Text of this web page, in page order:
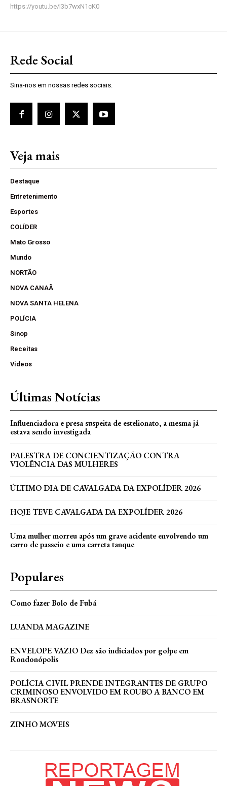
https://youtu.be/I3b7wxN1cK0
Rede Social
Sina-nos em nossas redes sociais.
Veja mais
Destaque
Entretenimento
Esportes
COLÍDER
Mato Grosso
Mundo
NORTÃO
NOVA CANAÃ
NOVA SANTA HELENA
POLÍCIA
Sinop
Receitas
Videos
Últimas Notícias
Influenciadora e presa suspeita de estelionato, a mesma já
estava sendo investigada
PALESTRA DE CONCIENTIZAÇÃO CONTRA
VIOLÊNCIA DAS MULHERES
ÚLTIMO DIA DE CAVALGADA DA EXPOLÍDER 2026
HOJE TEVE CAVALGADA DA EXPOLÍDER 2026
Uma mulher morreu após um grave acidente envolvendo um
carro de passeio e uma carreta tanque
Populares
Como fazer Bolo de Fubá
LUANDA MAGAZINE
ENVELOPE VAZIO Dez são indiciados por golpe em
Rondonópolis
POLÍCIA CIVIL PRENDE INTEGRANTES DE GRUPO
CRIMINOSO ENVOLVIDO EM ROUBO A BANCO EM
BRASNORTE
ZINHO MOVEIS